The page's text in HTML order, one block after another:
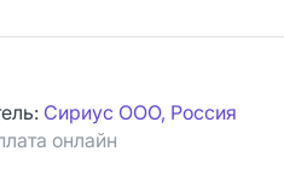
Сириус ООО, Россия
онлайн